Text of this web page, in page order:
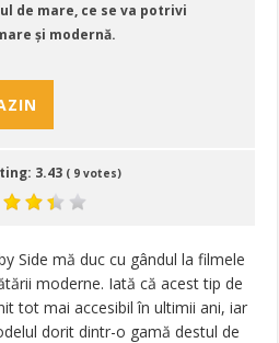
de mare, ce se va potrivi
și modernă.
3.43 ( 9 votes)
Side mă duc cu gândul la filmele
moderne. Iată că acest tip de
tot mai accesibil în ultimii ani, iar
dorit dintr-o gamă destul de